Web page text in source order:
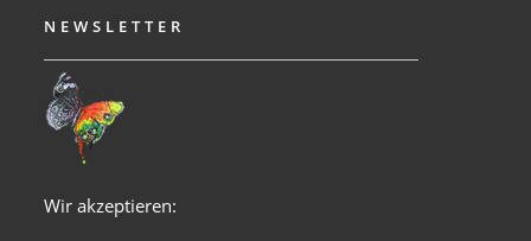
NEWSLETTER
Wir akzeptieren: